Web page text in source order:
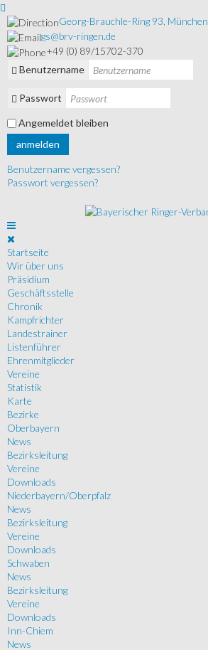
Georg-Brauchle-Ring 93, München
gs@brv-ringen.de
+49 (0) 89/15702-370
Benutzername
Passwort
Angemeldet bleiben
anmelden
Benutzername vergessen?
Passwort vergessen?
Startseite
Wir über uns
Präsidium
Geschäftsstelle
Chronik
Kampfrichter
Landestrainer
Listenführer
Ehrenmitglieder
Vereine
Statistik
Karte
Bezirke
Oberbayern
News
Bezirksleitung
Vereine
Downloads
Niederbayern/Oberpfalz
News
Bezirksleitung
Vereine
Downloads
Schwaben
News
Bezirksleitung
Vereine
Downloads
Inn-Chiem
News